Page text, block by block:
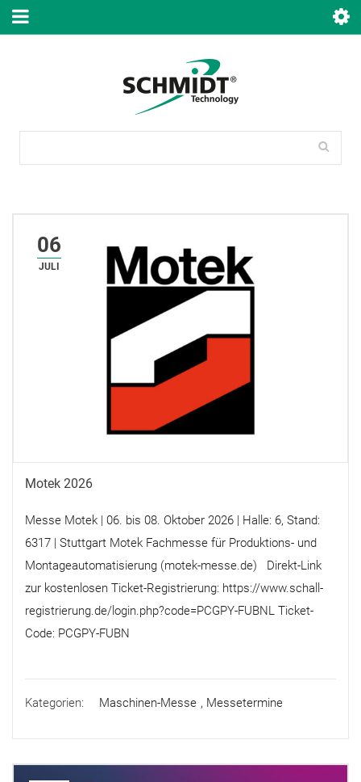
06
JULI
Motek 2026
Messe Motek | 06. bis 08. Oktober 2026 | Halle: 6, Stand:
6317 | Stuttgart Motek Fachmesse für Produktions- und
Montageautomatisierung (motek-messe.de) Direkt-Link
zur kostenlosen Ticket-Registrierung: https://www.schall-
registrierung.de/login.php?code=PCGPY-FUBNL Ticket-
Code: PCGPY-FUBN
Kategorien: Maschinen-Messe , Messetermine